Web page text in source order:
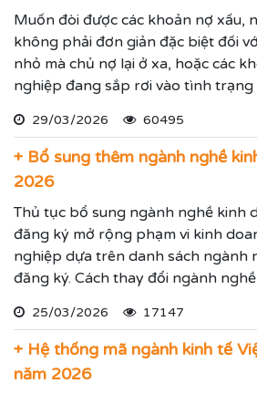
Muốn đòi được các khoản nợ xấu,
không phải đơn giản đặc biệt đối
nhỏ mà chủ nợ lại ở xa, hoặc các
nghiệp đang sắp rơi vào tình trạng
quyết các tranh chấp kinh tế hiệu
thực hiện các yêu cầu mà Quý vị
29/03/2026 60495
+ Bổ sung thêm ngành nghề
2026
Thủ tục bổ sung ngành nghề kinh
đăng ký mở rộng phạm vi kinh
nghiệp dựa trên danh sách ngành
đăng ký. Cách thay đổi ngành
25/03/2026 17147
+ Hệ thống mã ngành kinh tế
năm 2026